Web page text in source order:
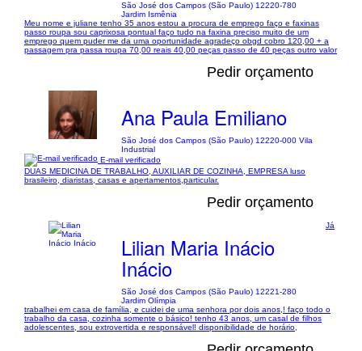
São José dos Campos (São Paulo) 12220-780
Jardim Ismênia
Meu nome e juliane tenho 35 anos estou a procura de emprego faço e faxinas
passo roupa sou caprixosa pontual faço tudo na faxina preciso muito de um
emprego quem puder me da uma oportunidade agradeço obgd cobro 120,00 + a
passagem pra passa roupa 70,00 reais 40,00 peças passo de 40 peças outro valor
Pedir orçamento
Ana Paula Emiliano
São José dos Campos (São Paulo) 12220-000 Vila
Industrial
E-mail verificado
DUAS MEDICINA DE TRABALHO, AUXILIAR DE COZINHA, EMPRESA luso
brasileiro, diaristas, casas e apertamentos,particular.
Pedir orçamento
Lilian Maria Inácio
Inácio
São José dos Campos (São Paulo) 12221-280
Jardim Olímpia
Já
trabalhei em casa de família, e cuidei de uma senhora por dois anos,! faço todo o
trabalho da casa, cozinha somente o básico! tenho 43 anos, um casal de filhos
adolescentes, sou extrovertida e responsável! disponibilidade de horário,